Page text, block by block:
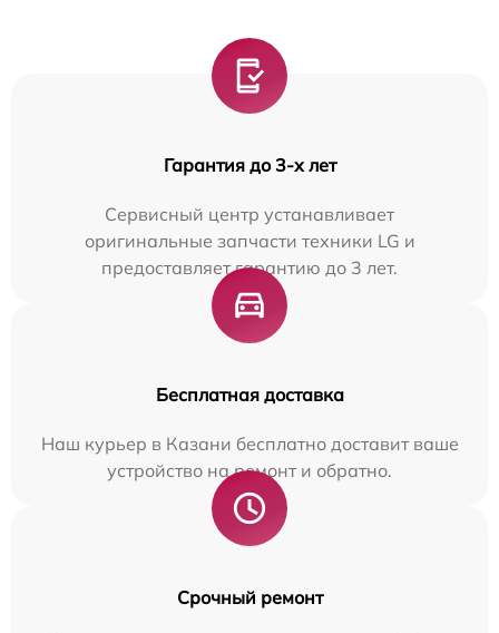
Гарантия до 3-х лет
Сервисный центр устанавливает
оригинальные запчасти техники LG и
предоставляет гарантию до 3 лет.
Бесплатная доставка
Наш курьер в Казани бесплатно доставит ваше
устройство на ремонт и обратно.
Срочный ремонт